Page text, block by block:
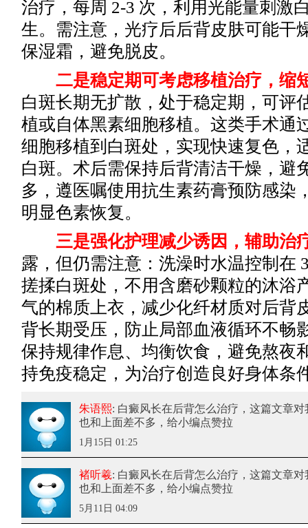
治疗，每周 2-3 次，利用光能量刺激
生。需注意，光疗后后背皮肤可能干
保湿霜，避免脱皮。
二是稳定期可考虑移植治疗，缩
白斑长期无扩散，处于稳定期，可评
植或自体黑素细胞移植。这类手术通
细胞移植到白斑处，实现快速复色，
白斑。术后需保持后背清洁干燥，避
多，遵医嘱使用抗生素药膏预防感染
明显色素恢复。
三是强化护理减少诱因，辅助治
露，但仍需注意：洗澡时水温控制在
搓揉白斑处，不用含磨砂颗粒的沐浴
气的棉质上衣，减少化纤材质对后背
背长期受压，防止局部血液循环不畅
保持规律作息、均衡饮食，避免熬夜
持免疫稳定，为治疗创造良好身体条
朱语熙: 白癜风长在后背怎么治疗 ，这篇文章
也和上面差不多，给小编点赞拉
1月15日 01:25
褚听羲: 白癜风长在后背怎么治疗 ，这篇文章
也和上面差不多，给小编点赞拉
5月11日 04:09